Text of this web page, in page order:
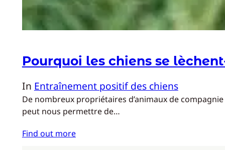
Pourquoi les chiens se
In Entraînement positif des chiens
De nombreux propriétaires d’animaux de
peut nous permettre de…
Find out more